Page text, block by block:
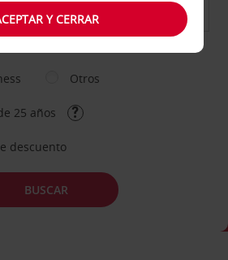
Otros
25 años
descuento
BUSCAR
Y CERRAR